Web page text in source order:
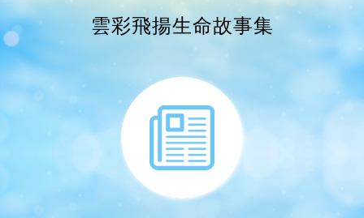
救恩聖經函授課程